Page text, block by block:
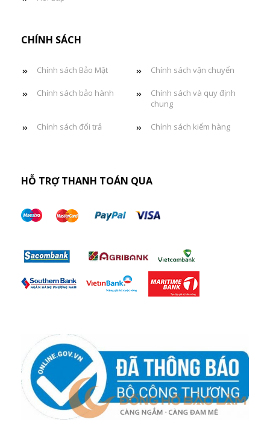
CHÍNH SÁCH
Chính sách Bảo Mật Chính sách vận chuyển
Chính sách bảo hành
Chính sách và quy định
chung
Chính sách đổi trả Chính sách kiểm hàng
HỖ TRỢ THANH TOÁN QUA